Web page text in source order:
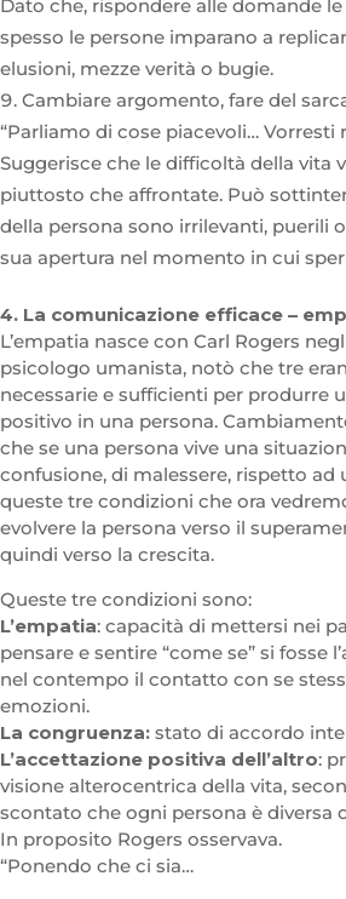
Dato che, rispondere alle domande
spesso le persone imparano a
elusioni, mezze verità o bugie.
Cambiare argomento, fare del
“Parliamo di cose piacevoli… Vorresti
Suggerisce che le difficoltà della vita
piuttosto che affrontate. Può
della persona sono irrilevanti, puerili
sua apertura nel momento in cui
4. La comunicazione efficace –
L’empatia nasce con Carl Rogers
psicologo umanista, notò che tre
necessarie e sufficienti per produrre
positivo in una persona.
che se una persona vive una
confusione, di malessere, rispetto ad
queste tre condizioni che ora
evolvere la persona verso il
quindi verso la crescita.
Queste tre condizioni sono:
L’empatia: capacità di mettersi nei
pensare e sentire “come se” si fosse
nel contempo il contatto con se
emozioni.
La congruenza: stato di accordo
L’accettazione positiva dell’altro:
visione alterocentrica della vita,
scontato che ogni persona è diversa
In proposito Rogers osservava.
“Ponendo che ci sia…